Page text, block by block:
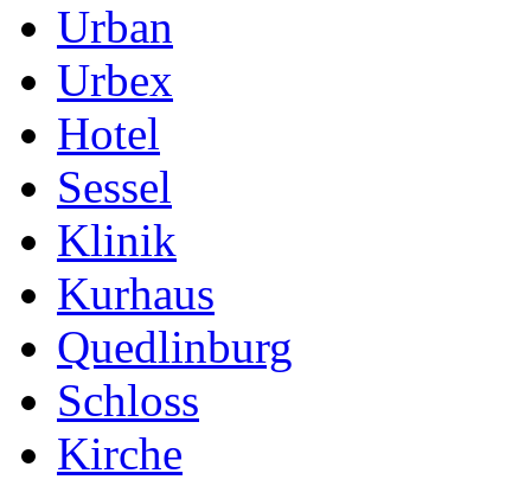
Urban
Urbex
Hotel
Sessel
Klinik
Kurhaus
Quedlinburg
Schloss
Kirche